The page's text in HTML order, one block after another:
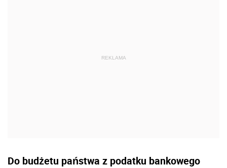
Do budżetu państwa z podatku bankowego